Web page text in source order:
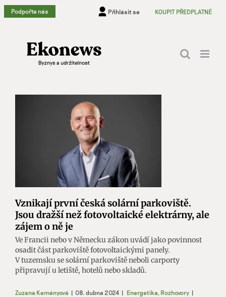
Přeskočit
na
Podpořte nás Přihlásit se KOUPIT PŘEDPLATNÉ
Vznikají první česká solární parkoviště.
Jsou dražší než fotovoltaické elektrárny, ale
zájem o ně je
Ve Francii nebo v Německu zákon uvádí jako povinnost
osadit část parkoviště fotovoltaickými panely.
V tuzemsku se solární parkoviště neboli carporty
připravují u letiště, hotelů nebo skladů.
Zuzana Keményová | 08. dubna 2024 | Energetika, Rozhovory |